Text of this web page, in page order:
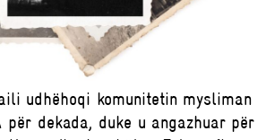
udhëhoqi komunitetin mysliman
për dekada, duke u angazhuar për